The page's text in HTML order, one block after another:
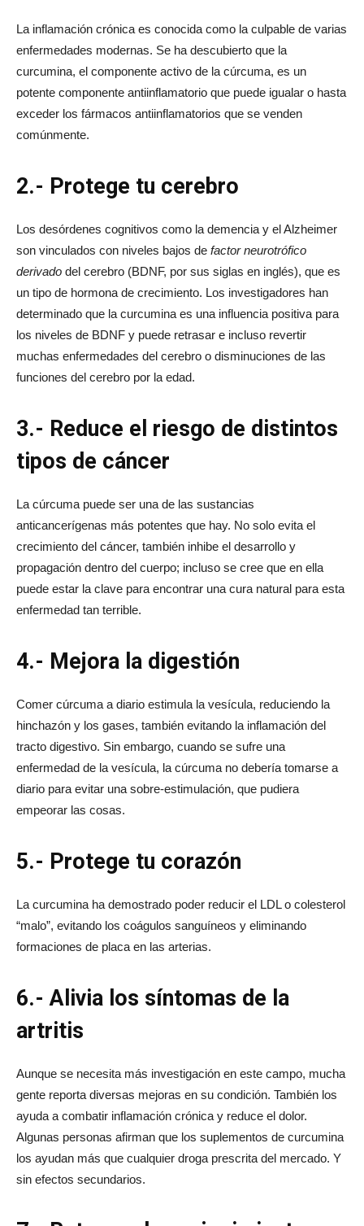
La inflamación crónica es conocida como la culpable de varias
enfermedades modernas. Se ha descubierto que la
curcumina, el componente activo de la cúrcuma, es un
potente componente antiinflamatorio que puede igualar o hasta
exceder los fármacos antiinflamatorios que se venden
comúnmente.
2.- Protege tu cerebro
Los desórdenes cognitivos como la demencia y el Alzheimer
son vinculados con niveles bajos de factor neurotrófico
derivado del cerebro (BDNF, por sus siglas en inglés), que es
un tipo de hormona de crecimiento. Los investigadores han
determinado que la curcumina es una influencia positiva para
los niveles de BDNF y puede retrasar e incluso revertir
muchas enfermedades del cerebro o disminuciones de las
funciones del cerebro por la edad.
3.- Reduce el riesgo de distintos
tipos de cáncer
La cúrcuma puede ser una de las sustancias
anticancerígenas más potentes que hay. No solo evita el
crecimiento del cáncer, también inhibe el desarrollo y
propagación dentro del cuerpo; incluso se cree que en ella
puede estar la clave para encontrar una cura natural para esta
enfermedad tan terrible.
4.- Mejora la digestión
Comer cúrcuma a diario estimula la vesícula, reduciendo la
hinchazón y los gases, también evitando la inflamación del
tracto digestivo. Sin embargo, cuando se sufre una
enfermedad de la vesícula, la cúrcuma no debería tomarse a
diario para evitar una sobre-estimulación, que pudiera
empeorar las cosas.
5.- Protege tu corazón
La curcumina ha demostrado poder reducir el LDL o colesterol
“malo”, evitando los coágulos sanguíneos y eliminando
formaciones de placa en las arterias.
6.- Alivia los síntomas de la
artritis
Aunque se necesita más investigación en este campo, mucha
gente reporta diversas mejoras en su condición. También los
ayuda a combatir inflamación crónica y reduce el dolor.
Algunas personas afirman que los suplementos de curcumina
los ayudan más que cualquier droga prescrita del mercado. Y
sin efectos secundarios.